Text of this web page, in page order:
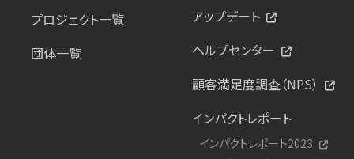
プロジェクト一覧
団体一覧
アップデート
ヘルプセンター
顧客満足度調査（NPS）
インパクトレポート
インパクトレポート2023